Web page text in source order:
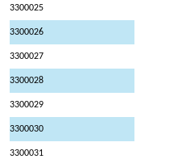
3300025
3300026
3300027
3300028
3300029
3300030
3300031